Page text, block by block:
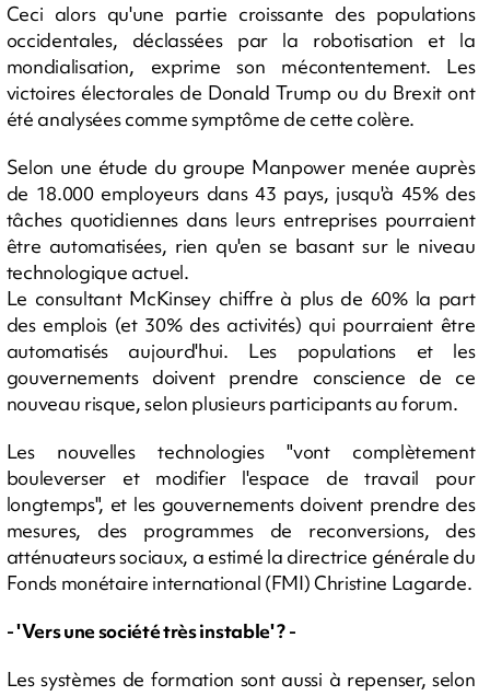
Ceci alors qu'une partie croissante des populations
occidentales, déclassées par la robotisation et la
mondialisation, exprime son mécontentement. Les
victoires électorales de Donald Trump ou du Brexit ont
été analysées comme symptôme de cette colère.
Selon une étude du groupe Manpower menée auprès
de 18.000 employeurs dans 43 pays, jusqu'à 45% des
tâches quotidiennes dans leurs entreprises pourraient
être automatisées, rien qu'en se basant sur le niveau
technologique actuel.
Le consultant McKinsey chiffre à plus de 60% la part
des emplois (et 30% des activités) qui pourraient être
automatisés aujourd'hui. Les populations et les
gouvernements doivent prendre conscience de ce
nouveau risque, selon plusieurs participants au forum.
Les nouvelles technologies "vont complètement
bouleverser et modifier l'espace de travail pour
longtemps", et les gouvernements doivent prendre des
mesures, des programmes de reconversions, des
atténuateurs sociaux, a estimé la directrice générale du
Fonds monétaire international (FMI) Christine Lagarde.
- 'Vers une société très instable' ? -
Les systèmes de formation sont aussi à repenser, selon